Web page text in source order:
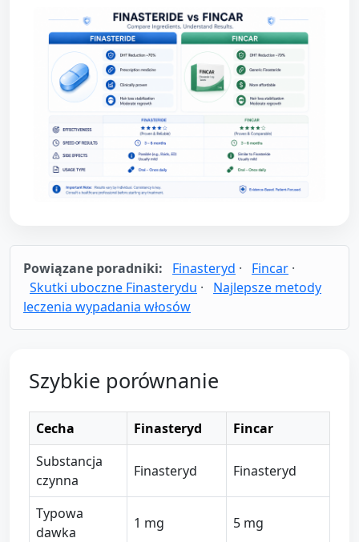
Powiązane poradniki: Finasteryd · Fincar ·
Skutki uboczne Finasterydu ·
Najlepsze metody
leczenia wypadania włosów
Szybkie porównanie
Cecha Finasteryd
Fincar
Substancja
czynna
Finasteryd Finasteryd
Typowa
dawka
1 mg 5 mg